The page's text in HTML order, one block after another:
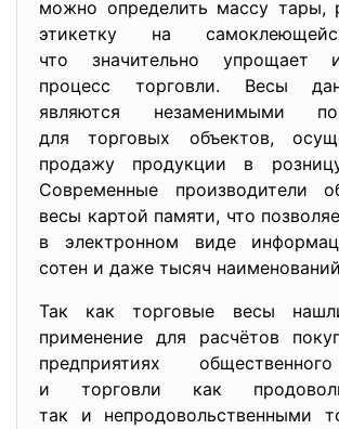
можно определить массу тары,
этикетку на
что значительно упрощает
процесс торговли. Весы
являются незаменимыми
для торговых объектов,
продажу продукции в
Современные производители
весы картой памяти, что
в электронном виде
сотен и даже тысяч
Так как торговые весы
применение для расчётов
предприятиях
и торговли как
так и непродовольственными